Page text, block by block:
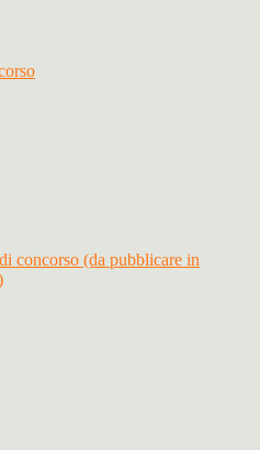
concorso (da pubblicare in